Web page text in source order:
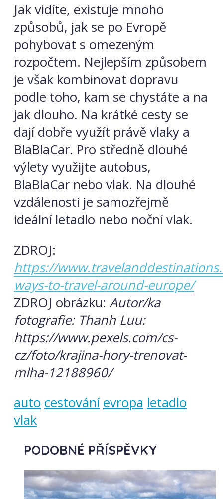
Jak vidíte, existuje mnoho
způsobů, jak se po Evropě
pohybovat s omezeným
rozpočtem. Nejlepším způsobem
je však kombinovat dopravu
podle toho, kam se chystáte a na
jak dlouho. Na krátké cesty se
dají dobře využít právě vlaky a
BlaBlaCar. Pro středně dlouhé
výlety využijte autobus,
BlaBlaCar nebo vlak. Na dlouhé
vzdálenosti je samozřejmě
ideální letadlo nebo noční vlak.
ZDROJ:
https://
ways-to-travel-around-europe/
ZDROJ obrázku: Autor/ka
fotografie: Thanh Luu:
https://www.pexels.com/cs-
cz/foto/krajina-hory-trenovat-
mlha-12188960/
auto cestování evropa letadlo
vlak
PODOBNÉ PŘÍSPĚVKY